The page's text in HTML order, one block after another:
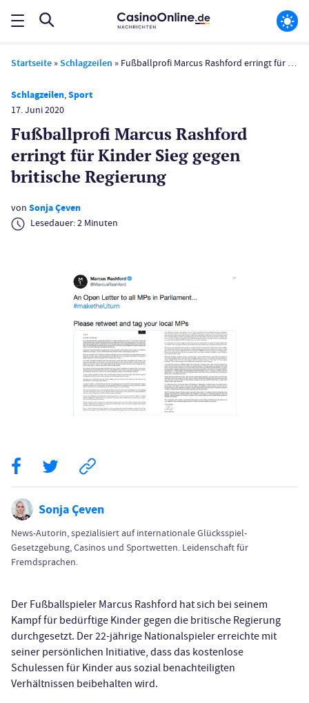
Startseite »Schlagzeilen » Fußballprofi Marcus Rashford erringt für Kinder Sieg gegen britische Regierung
Schlagzeilen,Sport
17. Juni 2020
Fußballprofi Marcus Rashford
erringt für Kinder Sieg gegen
britische Regierung
von Sonja Çeven
Lesedauer:2 Minuten
Sonja Çeven
News-Autorin, spezialisiert auf internationale Glücksspiel-
Gesetzgebung, Casinos und Sportwetten. Leidenschaft für
Fremdsprachen.
Der Fußballspieler Marcus Rashford hat sich bei seinem
Kampf für bedürftige Kinder gegen die britische Regierung
durchgesetzt. Der 22-jährige Nationalspieler erreichte mit
seiner persönlichen Initiative, dass das kostenlose
Schulessen für Kinder aus sozial benachteiligten
Verhältnissen beibehalten wird.